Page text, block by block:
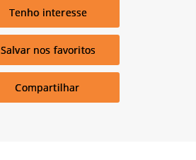
Tenho interesse
Salvar nos favoritos
Compartilhar